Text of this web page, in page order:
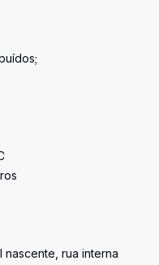
rua interna